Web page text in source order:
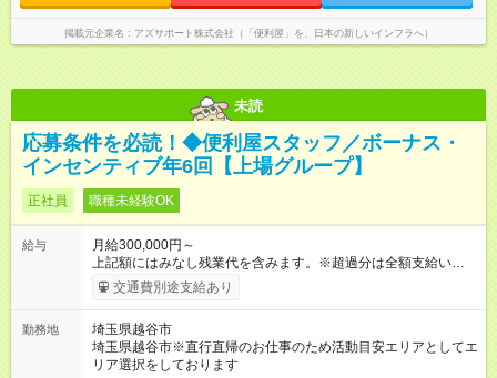
部分があります。 雇用形態：中途採用（契約社員） 給与：本採
用時と同じです。 試用期間中は嘱託社員契約となります。嘱託
社員契約中の給与・待遇・福利厚生は正社員のものと同じで
時代
掲載元企業名 アズサポート株式会社（「便利屋」を、日本の新しいインフラへ）
未読
応募条件を必読！◆便利屋スタッフ／ボーナス・
インセンティブ年6回【上場グループ】
正社員 職種未経験OK
給与
月給300,000円～
上記額にはみなし残業代を含みます。※超過分は全額支給いたし
ます。 みなし残業代 73,808円／月 みなし残業時間 45時間／月
年収＝月給＋ボーナス＋インセンティブ ボーナス ：2回 ※過
（年4回） ※施工スタッフにもインセンティブがもらえます
※合計で約30～60万/年程度で動きます（一番高い方ですと100
万超え） --------------------------------- 昇給：あり ※年1回評価に基
交通費別途支給あり
勤務地
埼玉県越谷市
埼玉県越谷市※直行直帰のお仕事のため活動目安エリアとしてエ
リア選択をしております